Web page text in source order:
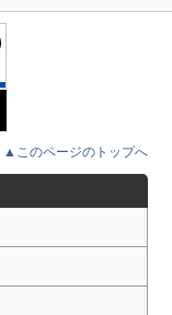
▲このページのトップへ